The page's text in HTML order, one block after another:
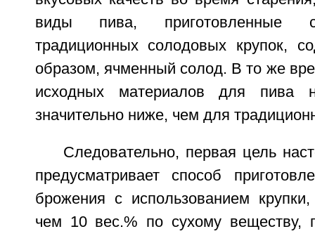
виды пива, приготовленные с
традиционных солодовых крупок,
образом, ячменный солод. В то же
исходных материалов для пива
значительно ниже, чем для
Следовательно, первая цель
предусматривает способ
брожения с использованием
чем 10 вес.% по сухому веществу,